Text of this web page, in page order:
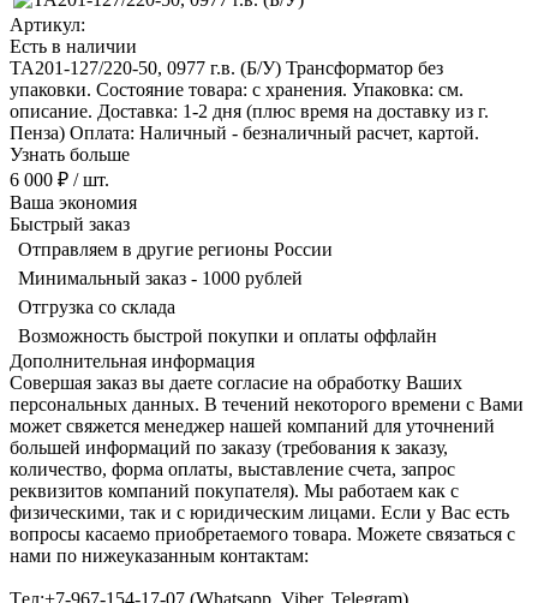
Артикул:
Есть в наличии
ТА201-127/220-50, 0977 г.в. (Б/У) Трансформатор без
упаковки. Состояние товара: с хранения. Упаковка: см.
описание. Доставка: 1-2 дня (плюс время на доставку из г.
Пенза) Оплата: Наличный - безналичный расчет, картой.
Узнать больше
6 000 ₽ / шт.
Ваша экономия
Быстрый заказ
Отправляем в другие регионы России
Минимальный заказ - 1000 рублей
Отгрузка со склада
Возможность быстрой покупки и оплаты оффлайн
Дополнительная информация
Совершая заказ вы даете согласие на обработку Ваших
персональных данных. В течений некоторого времени с Вами
может свяжется менеджер нашей компаний для уточнений
большей информаций по заказу (требования к заказу,
количество, форма оплаты, выставление счета, запрос
реквизитов компаний покупателя). Мы работаем как с
физическими, так и с юридическим лицами. Если у Вас есть
вопросы касаемо приобретаемого товара. Можете связаться с
нами по нижеуказанным контактам:
Tел:+7-967-154-17-07 (Whatsapp, Viber, Telegram)